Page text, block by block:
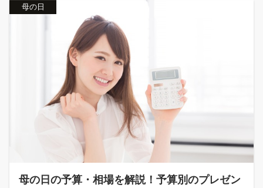
母の日
母の日の予算・相場を解説！予算別のプレゼン